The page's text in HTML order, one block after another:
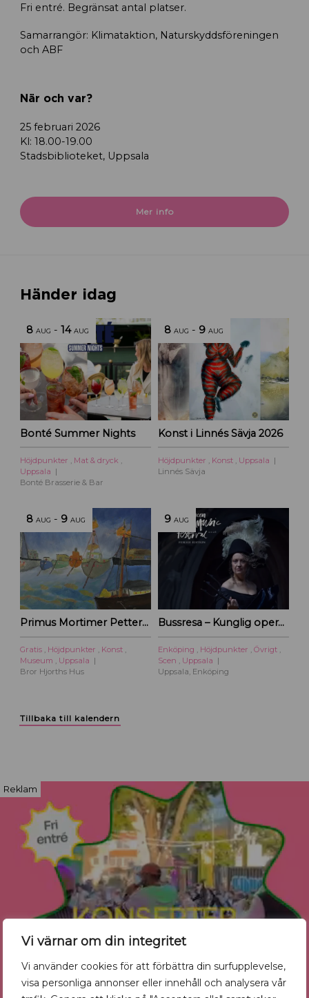
Vi värnar om din integritet
Vi använder cookies för att förbättra din surfupplevelse,
visa personliga annonser eller innehåll och analysera vår
Fri entré. Begränsat antal platser.
Samarrangör: Klimataktion, Naturskyddsföreningen
och ABF
När och var?
25 februari 2026
Kl: 18.00-19.00
Stadsbiblioteket, Uppsala
Mer info
Händer idag
8 AUG -14 AUG
Bonté Summer Nights
Höjdpunkter , Mat & dryck ,
Uppsala
Bonté Brasserie & Bar
8 AUG - 9 AUG
Konst i Linnés Sävja 2026
Höjdpunkter , Konst , Uppsala
Linnés Sävja
8 AUG - 9 AUG
Primus Mortimer Pettersson
Gratis , Höjdpunkter , Konst ,
Museum , Uppsala
Bror Hjorths Hus
9 AUG
Bussresa – Kunglig operakväll vid Ulriksdal 2026
Enköping , Höjdpunkter , Övrigt ,
Scen , Uppsala
Uppsala, Enköping
Tillbaka till kalendern
Reklam